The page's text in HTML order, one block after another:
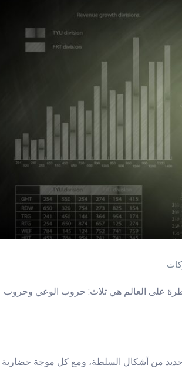
على العالم هي ثلاث: حروب الوعي وحروب
جديد من أشكال السلطة، ومع كل موجة حضارية